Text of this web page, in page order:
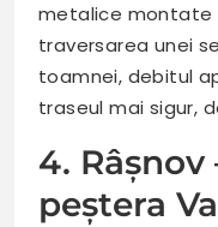
metalice montate
traversarea unei
toamnei, debitul
traseul mai sigur,
4. Râșnov
peștera